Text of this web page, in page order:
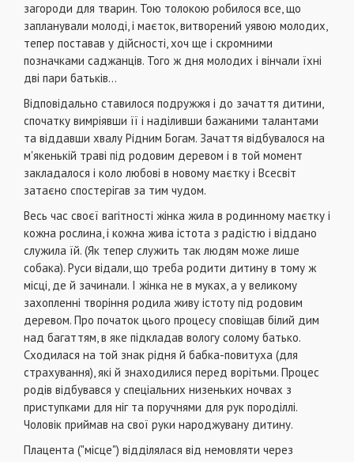
загороди для тварин. Тою толокою робилося все, що
запланували молоді, і маєток, витворений уявою молодих,
тепер поставав у дійсності, хоч ще і скромними
позначками саджанців. Того ж дня молодих і вінчали їхні
дві пари батьків...
Відповідально ставилося подружжя і до зачаття дитини,
спочатку вимріявши її і наділивши бажаними талантами
та віддавши хвалу Рідним Богам. Зачаття відбувалося на
м'якенькій траві під родовим деревом і в той момент
закладалося і коло любові в новому маєтку і Всесвіт
затаєно спостерігав за тим чудом.
Весь час своєї вагітності жінка жила в родинному маєтку і
кожна рослина, і кожна жива істота з радістю і віддано
служила їй. (Як тепер служить так людям може лише
собака). Руси відали, що треба родити дитину в тому ж
місці, де й зачинали. І жінка не в муках, а у великому
захопленні творіння родила живу істоту під родовим
деревом. Про початок цього процесу сповіщав білий дим
над багаттям, в яке підкладав вологу солому батько.
Сходилася на той знак рідня й бабка-повитуха (для
страхування), які й знаходилися перед ворітьми. Процес
родів відбувався у спеціальних низеньких ночвах з
приступками для ніг та поручнями для рук породіллі.
Чоловік приймав на свої руки народжувану дитину.
Плацента ("місце") відділялася від немовляти через